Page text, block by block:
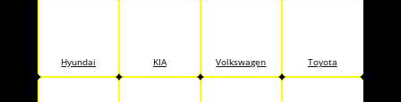
Hyundai KIA Volkswagen Toyota